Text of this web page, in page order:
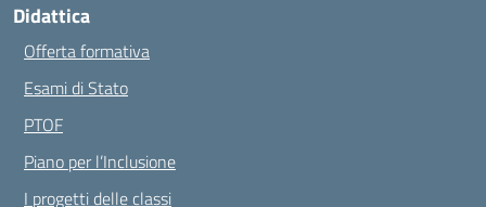
Didattica
Offerta formativa
Esami di Stato
PTOF
Piano per l’Inclusione
I progetti delle classi